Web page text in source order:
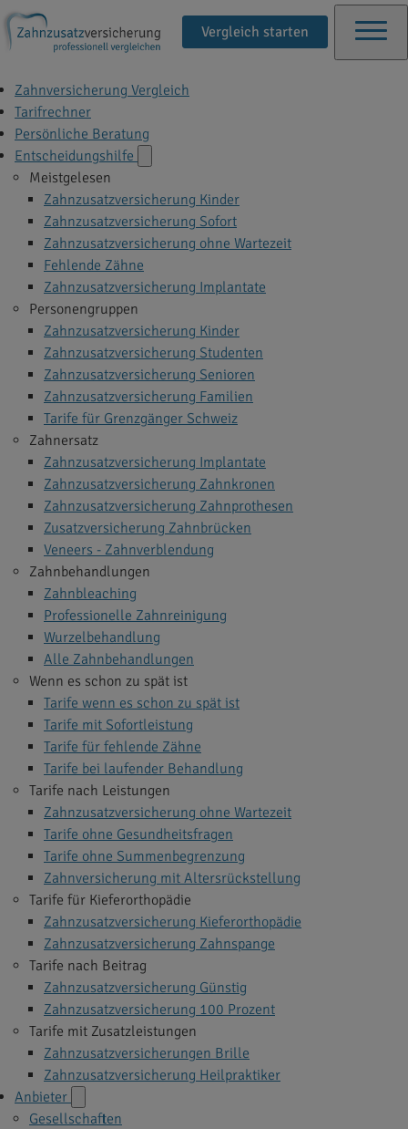
Vergleich starten
Zahnversicherung Vergleich
Tarifrechner
Persönliche Beratung
Entscheidungshilfe
Meistgelesen
Zahnzusatzversicherung Kinder
Zahnzusatzversicherung Sofort
Zahnzusatzversicherung ohne Wartezeit
Fehlende Zähne
Zahnzusatzversicherung Implantate
Personengruppen
Zahnzusatzversicherung Kinder
Zahnzusatzversicherung Studenten
Zahnzusatzversicherung Senioren
Zahnzusatzversicherung Familien
Tarife für Grenzgänger Schweiz
Zahnersatz
Zahnzusatzversicherung Implantate
Zahnzusatzversicherung Zahnkronen
Zahnzusatzversicherung Zahnprothesen
Zusatzversicherung Zahnbrücken
Veneers - Zahnverblendung
Zahnbehandlungen
Zahnbleaching
Professionelle Zahnreinigung
Wurzelbehandlung
Alle Zahnbehandlungen
Wenn es schon zu spät ist
Tarife wenn es schon zu spät ist
Tarife mit Sofortleistung
Tarife für fehlende Zähne
Tarife bei laufender Behandlung
Tarife nach Leistungen
Zahnzusatzversicherung ohne Wartezeit
Tarife ohne Gesundheitsfragen
Tarife ohne Summenbegrenzung
Zahnversicherung mit Altersrückstellung
Tarife für Kieferorthopädie
Zahnzusatzversicherung Kieferorthopädie
Zahnzusatzversicherung Zahnspange
Tarife nach Beitrag
Zahnzusatzversicherung Günstig
Zahnzusatzversicherung 100 Prozent
Tarife mit Zusatzleistungen
Zahnzusatzversicherungen Brille
Zahnzusatzversicherung Heilpraktiker
Anbieter
Gesellschaften